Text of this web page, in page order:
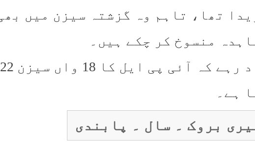
تھا، تاہم وہ گزشتہ سیزن میں
منسوخ کر چکے ہیں۔
ہے۔
بروک ۔ سال ۔ پابندی